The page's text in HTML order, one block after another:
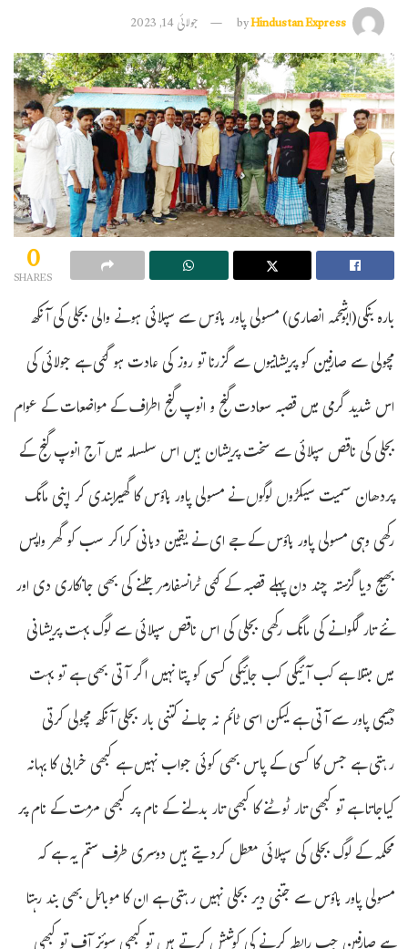
byHindustan Express جولائی 14, 2023
0
SHARES
بارہ بنکی(ابوشحمہ انصاری) مسولی پاور ہاؤس سے سپلائی ہونے والی بجلی کی آنکھ
مچولی سے صارفین کو پریشانیوں سے گزرنا تو روز کی عادت ہو گئی ہے جولائی کی
اس شدید گرمی میں قصبہ سعادت گنج و انوپ گنج اطراف کے مواضعات کے عوام
بجلی کی ناقص سپلائی سے سخت پریشان ہیں اس سلسلہ میں آج انوپ گنج کے
پردھان سمیت سیکڑوں لوگوں نے مسولی پاور ہاؤس کا گھیرابندی کر اپنی مانگ
رکھی وہی مسولی پاور ہاؤس کے جے ای نے یقین دہانی کراکر سب کو گھر واپس
بھیج دیا گزستہ چند دن پہلے قصبہ کے کئی ٹرانسفارمر جلنے کی بھی جانکاری دی اور
نئے تار لگوانے کی مانگ رکھی بجلی کی اس ناقص سپلائی سے لوگ بہت پریشانی
میں مبتلا ہے کب آئیگی کب جائیگی کسی کو پتا نہیں اگر آتی بھی ہے تو بہت
دھیمی پاور سے آتی ہے لیکن اسی ٹائم نہ جانے کتنی بار بجلی آنکھ مچولی کرتی
رہتی ہے جس کا کسی کے پاس بھی کوئی جواب نہیں ہے کبھی خرابی کا بہانہ
کیاجاتا ہے تو کبھی تار ٹوٹنے کا کبھی تار بدلنے کے نام پر کبھی مرمت کے نام پر
محکمہ کے لوگ بجلی کی سپلائی معطل کردیتے ہیں دوسری طرف ستم یہ ہے کہ
مسولی پاور ہاؤس سے جتنی دیر بجلی نہیں رہتی ہے ان کا موبائل بھی بند رہتا